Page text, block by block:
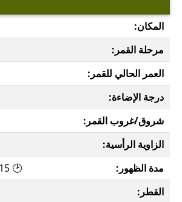
المكان:
مرحلة القمر:
العمر الحالي للقمر:
درجة الإضاءة:
شروق/غروب القمر:
الزاوية الرأسية:
مدة الظهور:
🕑 15 ساعة و 21 دقيقة
القطر: